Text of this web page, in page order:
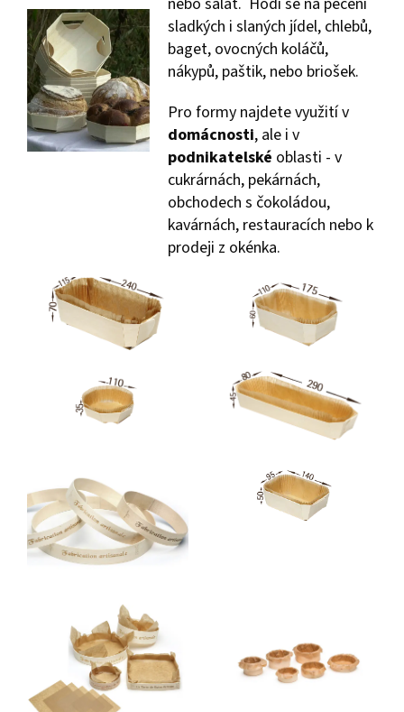
sladkých i slaných jídel, chlebů,
baget, ovocných koláčů,
nákypů, paštik, nebo briošek.
Pro formy najdete využití v
domácnosti, ale i v
podnikatelské oblasti - v
cukrárnách, pekárnách,
obchodech s čokoládou,
kavárnách, restauracích nebo k
prodeji z okénka.